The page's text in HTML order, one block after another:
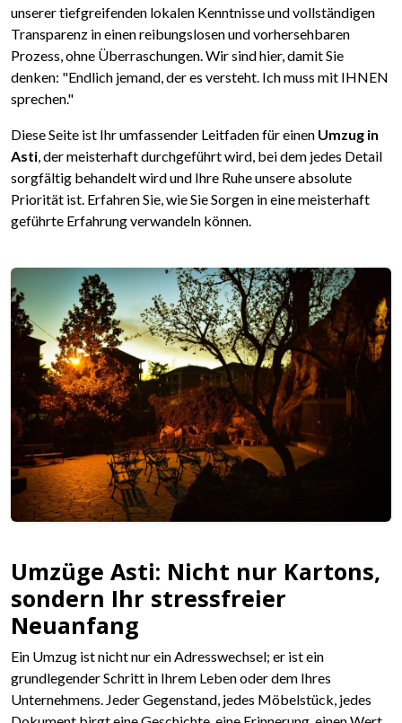
unserer tiefgreifenden lokalen Kenntnisse und vollständigen
Transparenz in einen reibungslosen und vorhersehbaren
Prozess, ohne Überraschungen. Wir sind hier, damit Sie
denken: "Endlich jemand, der es versteht. Ich muss mit IHNEN
sprechen."
Diese Seite ist Ihr umfassender Leitfaden für einen Umzug in
Asti, der meisterhaft durchgeführt wird, bei dem jedes Detail
sorgfältig behandelt wird und Ihre Ruhe unsere absolute
Priorität ist. Erfahren Sie, wie Sie Sorgen in eine meisterhaft
geführte Erfahrung verwandeln können.
Umzüge Asti: Nicht nur Kartons,
sondern Ihr stressfreier
Neuanfang
Ein Umzug ist nicht nur ein Adresswechsel; er ist ein
grundlegender Schritt in Ihrem Leben oder dem Ihres
Unternehmens. Jeder Gegenstand, jedes Möbelstück, jedes